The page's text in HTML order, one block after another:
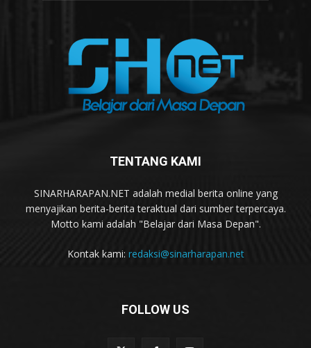
TENTANG KAMI
SINARHARAPAN.NET adalah medial berita online yang
menyajikan berita-berita teraktual dari sumber terpercaya.
Motto kami adalah "Belajar dari Masa Depan".
Kontak kami: redaksi@sinarharapan.net
FOLLOW US